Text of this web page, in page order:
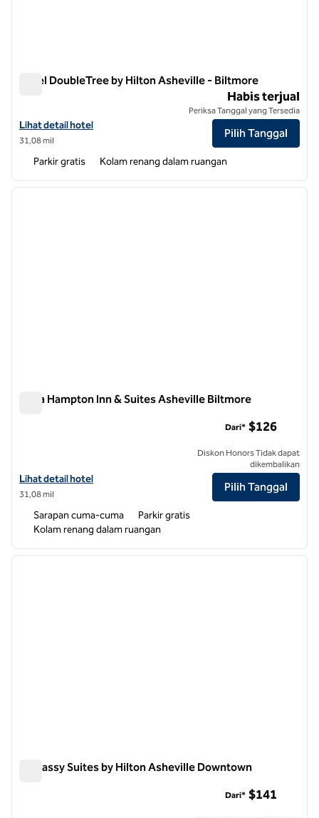
Hotel DoubleTree by Hilton Asheville - Biltmore
Hotel DoubleTree by Hilton Asheville - Biltmore
Lihat detail hotel untuk DoubleTree by Hilton Hotel Asheville -
Lihat detail hotel
31,08 mil
Habis terjual
Periksa Tanggal yang Tersedia
Pilih Tanggal
Parkir gratis Kolam renang dalam ruangan
1 dari 12
Desa Hampton Inn & Suites Asheville Biltmore
Lihat detail hotel untuk Hampton Inn & Suites Asheville Biltmore
Lihat detail hotel
31,08 mil
Dari* $126
Diskon Honors Tidak dapat
dikembalikan
Pilih Tanggal
Sarapan cuma-cuma
Parkir gratis
Kolam renang dalam ruangan
1 dari 12
Embassy Suites by Hilton Asheville Downtown
Dari* $141